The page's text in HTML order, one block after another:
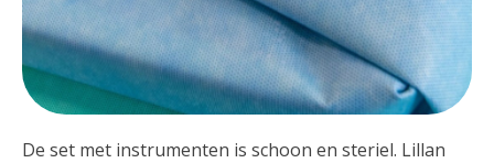
De set met instrumenten is schoon en steriel. Lillan